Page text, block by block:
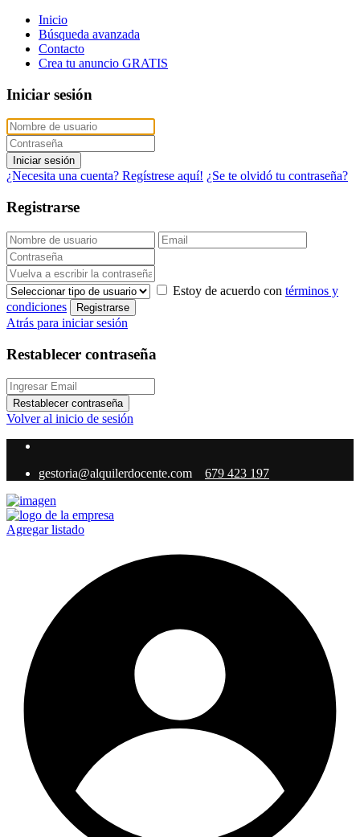
Inicio
Búsqueda avanzada
Contacto
Crea tu anuncio GRATIS
Iniciar sesión
Iniciar sesión
¿Necesita una cuenta? Regístrese aquí! ¿Se te olvidó tu contraseña?
Registrarse
Estoy de acuerdo con términos y
condiciones
Registrarse
Atrás para iniciar sesión
Restablecer contraseña
Restablecer contraseña
Volver al inicio de sesión
gestoria@alquilerdocente.com 679 423 197
Agregar listado